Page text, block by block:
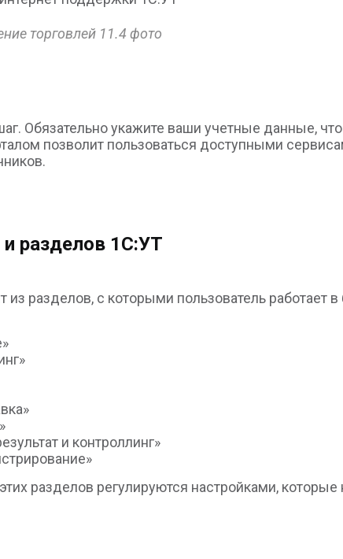
торговлей 11.4 фото
Обязательно укажите ваши учетные данные,
позволит пользоваться доступными
разделов 1С:УТ
из разделов, с которыми пользователь работает в
и контроллинг»
разделов регулируются настройками,